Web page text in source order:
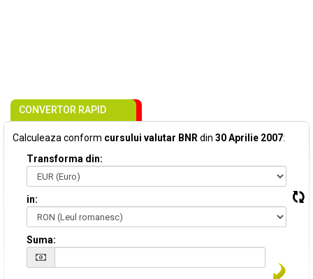
CONVERTOR RAPID
Calculeaza conform cursului valutar BNR din 30 Aprilie 2007:
Transforma din:
in:
Suma: